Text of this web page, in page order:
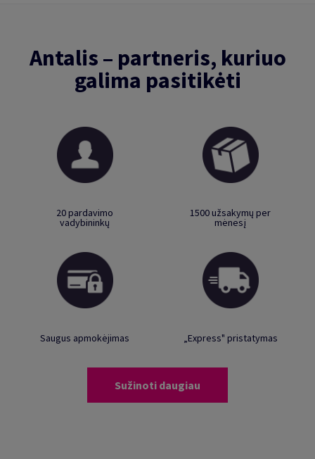
Antalis – partneris, kuriuo
galima pasitikėti
20 pardavimo
vadybininkų
1500 užsakymų per
mėnesį
Saugus apmokėjimas „Express" pristatymas
Sužinoti daugiau